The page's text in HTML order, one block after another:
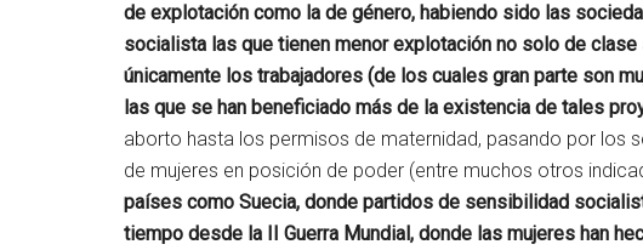
de explotación como la de género, habiendo sido las
socialista las que tienen menor explotación no solo de
únicamente los trabajadores (de los cuales gran parte son
las que se han beneficiado más de la existencia de tales
aborto hasta los permisos de maternidad, pasando por los
de mujeres en posición de poder (entre muchos otros
países como Suecia, donde partidos de sensibilidad
tiempo desde la II Guerra Mundial, donde las mujeres han